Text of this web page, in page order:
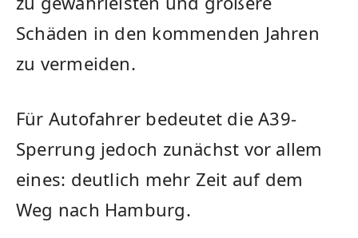
Schäden in den kommenden Jahren
zu vermeiden.
Für Autofahrer bedeutet die A39-
Sperrung jedoch zunächst vor allem
eines: deutlich mehr Zeit auf dem
Weg nach Hamburg.